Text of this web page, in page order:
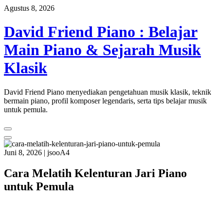
Skip
content
Agustus 8, 2026
David Friend Piano : Belajar
Main Piano & Sejarah Musik
Klasik
David Friend Piano menyediakan pengetahuan musik klasik, teknik
bermain piano, profil komposer legendaris, serta tips belajar musik
untuk pemula.
Juni 8, 2026 | jsooA4
Cara Melatih Kelenturan Jari Piano
untuk Pemula